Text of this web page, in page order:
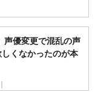
声優変更で混乱の声
くなかったのが本